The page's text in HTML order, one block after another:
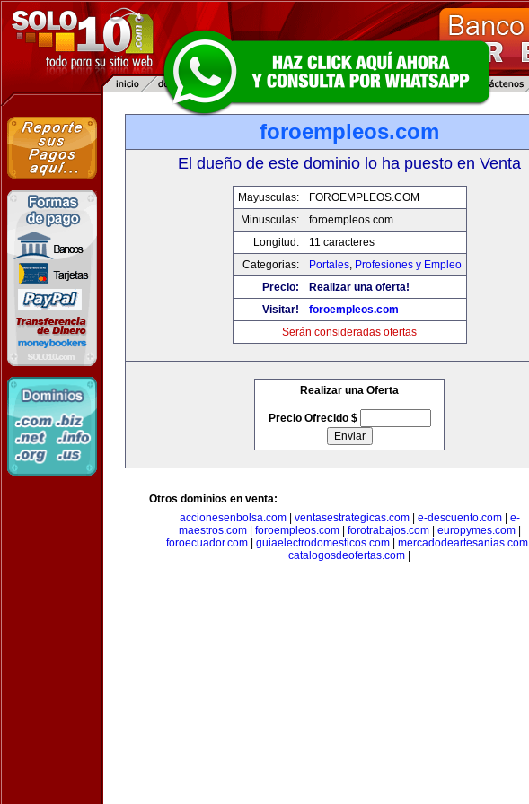
foroempleos.com
El dueño de este dominio lo ha puesto en Venta
Mayusculas:
FOROEMPLEOS.COM
Minusculas:
foroempleos.com
Longitud:
11 caracteres
Categorias:
Portales, Profesiones y Empleo
Precio:
Realizar una oferta!
Visitar!
foroempleos.com
Serán consideradas ofertas
Realizar una Oferta
Precio Ofrecido $
Otros dominios en venta:
accionesenbolsa.com| ventasestrategicas.com| e-descuento.com| e-
maestros.com| foroempleos.com| forotrabajos.com| europymes.com|
foroecuador.com| guiaelectrodomesticos.com| mercadodeartesanias.com|
catalogosdeofertas.com